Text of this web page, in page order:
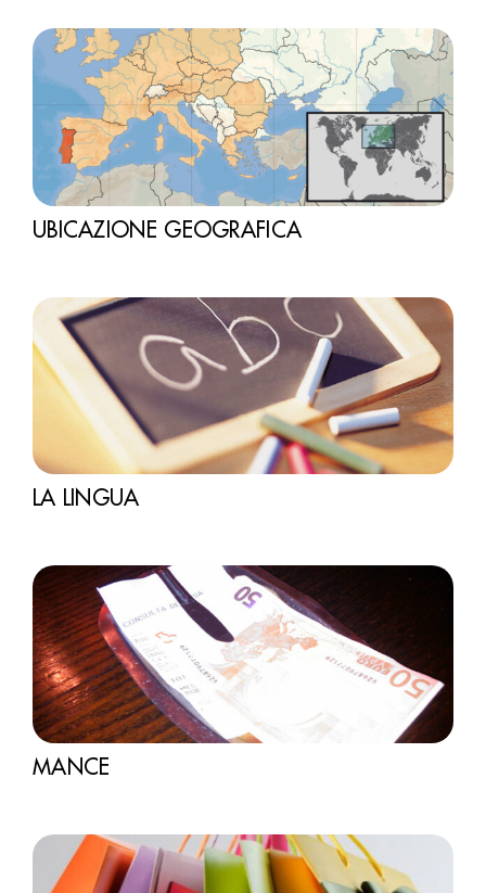
UBICAZIONE GEOGRAFICA
LA LINGUA
MANCE